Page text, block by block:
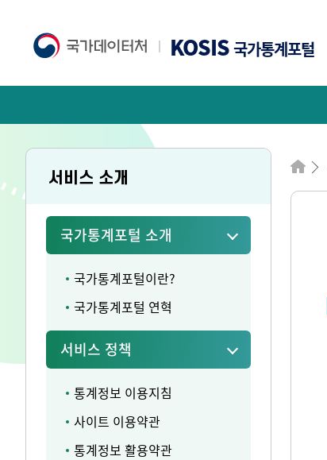
KOSIS국가통계포털
서비스 소개
국가통계포털 소개
국가통계포털이란?
국가통계포털 연혁
서비스 정책
통계정보 이용지침
사이트 이용약관
통계정보 활용약관